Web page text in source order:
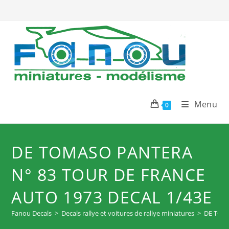
0 Menu
DE TOMASO PANTERA
N° 83 TOUR DE FRANCE
AUTO 1973 DECAL 1/43E
Fanou Decals > Decals rallye et voitures de rallye miniatures > DE